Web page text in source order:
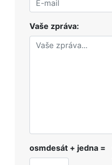
Vaše zpráva:
osmdesát + jedna =